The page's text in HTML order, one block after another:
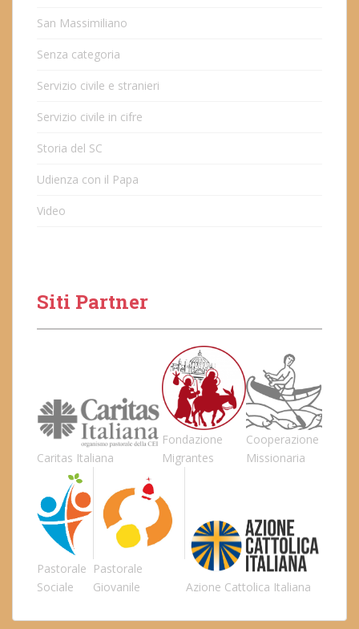
San Massimiliano
Senza categoria
Servizio civile e stranieri
Servizio civile in cifre
Storia del SC
Udienza con il Papa
Video
Siti Partner
Caritas Italiana
Fondazione
Migrantes
Cooperazione
Missionaria
Pastorale
Sociale
Pastorale
Giovanile
Azione Cattolica Italiana